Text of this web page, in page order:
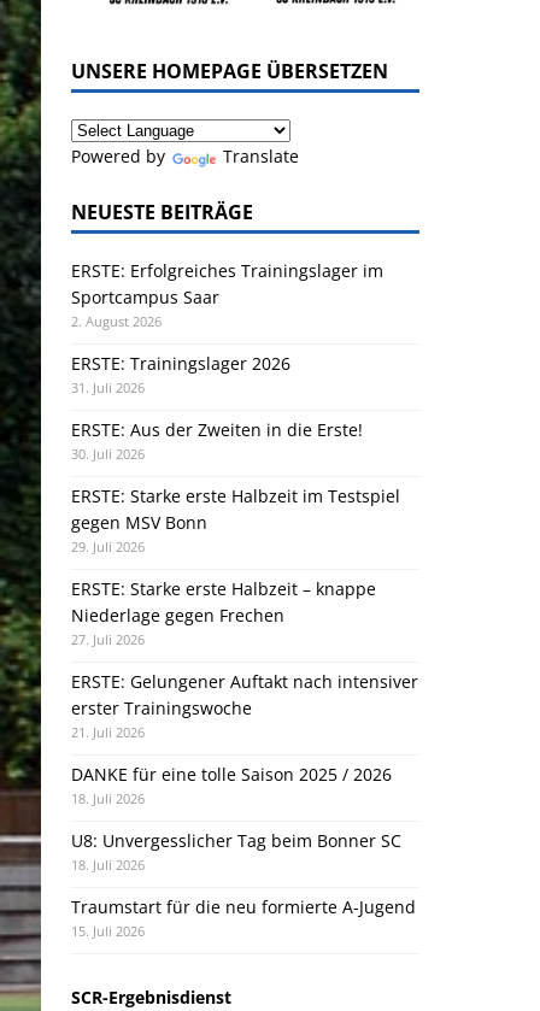
UNSERE HOMEPAGE ÜBERSETZEN
Powered by Translate
NEUESTE BEITRÄGE
ERSTE: Erfolgreiches Trainingslager im
Sportcampus Saar
2. August 2026
ERSTE: Trainingslager 2026
31. Juli 2026
ERSTE: Aus der Zweiten in die Erste!
30. Juli 2026
ERSTE: Starke erste Halbzeit im Testspiel
gegen MSV Bonn
29. Juli 2026
ERSTE: Starke erste Halbzeit – knappe
Niederlage gegen Frechen
27. Juli 2026
ERSTE: Gelungener Auftakt nach intensiver
erster Trainingswoche
21. Juli 2026
DANKE für eine tolle Saison 2025 / 2026
18. Juli 2026
U8: Unvergesslicher Tag beim Bonner SC
18. Juli 2026
Traumstart für die neu formierte A-Jugend
15. Juli 2026
SCR-Ergebnisdienst